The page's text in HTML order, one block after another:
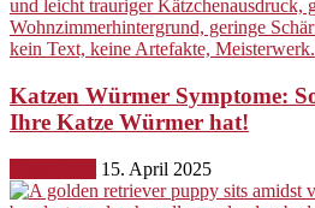
Katzen Würmer Symptome:
Ihre Katze Würmer hat!
15. April 2025